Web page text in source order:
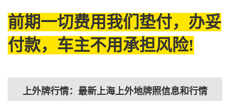
前期一切费用我们垫付，办妥
付款，车主不用承担风险!
上外牌行情：最新上海上外地牌照信息和行情